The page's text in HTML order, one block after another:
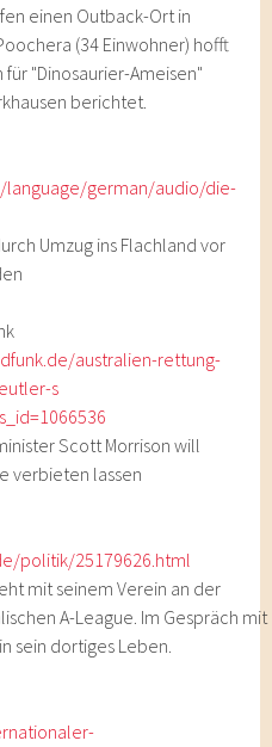
einen Outback-Ort in
(34 Einwohner) hofft
für "Dinosaurier-Ameisen"
berichtet.
language/german/audio/die-
Umzug ins Flachland vor
australien-rettung-
s
Scott Morrison will
verbieten lassen
politik/25179626.html
mit seinem Verein an der
A-League. Im Gespräch mit
sein dortiges Leben.